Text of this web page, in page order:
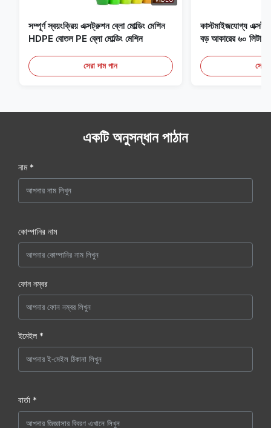
সম্পূর্ণ স্বয়ংক্রিয় এক্সট্রুশন ব্লো মোল্ডিং মেশিন
HDPE বোতল PE ব্লো মোল্ডিং মেশিন
সেরা দাম পান
কাস্টমাইজযোগ্য
বড় আকারের ৬০ লিটার
সেরা
একটি অনুসন্ধান পাঠান
নাম *
কোম্পানির নাম
ফোন নম্বর
ইমেইল *
বার্তা *